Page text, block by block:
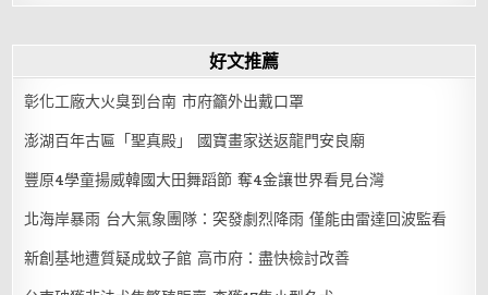
好文推薦
彰化工廠大火臭到台南 市府籲外出戴口罩
澎湖百年古匾「聖真殿」 國寶畫家送返龍門安良廟
豐原4學童揚威韓國大田舞蹈節 奪4金讓世界看見台灣
北海岸暴雨 台大氣象團隊：突發劇烈降雨 僅能由雷達回波監看
新創基地遭質疑成蚊子館 高市府：盡快檢討改善